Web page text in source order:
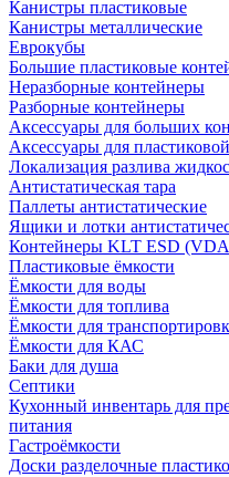
Канистры пластиковые
Канистры металлические
Еврокубы
Большие пластиковые
Неразборные контейнеры
Разборные контейнеры
Аксессуары для больших
Аксессуары для
Локализация разлива
Антистатическая тара
Паллеты антистатические
Ящики и лотки
Контейнеры KLT ESD
Пластиковые ёмкости
Ёмкости для воды
Ёмкости для топлива
Ёмкости для
Ёмкости для КАС
Баки для душа
Септики
Кухонный инвентарь для
питания
Гастроёмкости
Доски разделочные